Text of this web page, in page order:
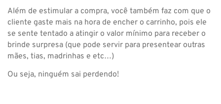
Além de estimular a compra, você também faz com que o
cliente gaste mais na hora de encher o carrinho, pois ele
se sente tentado a atingir o valor mínimo para receber o
brinde surpresa (que pode servir para presentear outras
mães, tias, madrinhas e etc…)
Ou seja, ninguém sai perdendo!